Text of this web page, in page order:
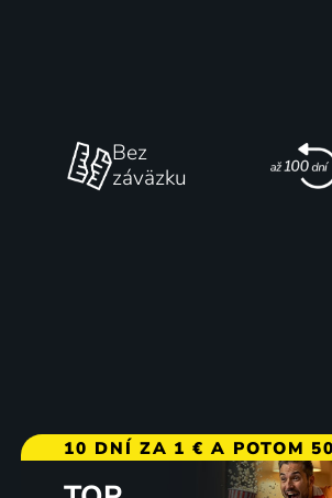
Bez
záväzku
10 DNÍ ZA 1 € A POTOM